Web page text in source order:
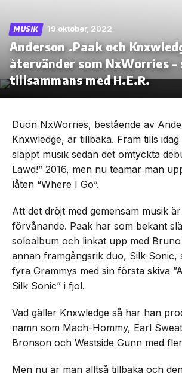
Skip
the
MUSIK 19 oktober, 2022
Anderson .Paak och
återvänder som NxWorries –
tillsammans med H.E.R.
Duon NxWorries, bestående av
Knxwledge, är tillbaka. Fram tills
släppt musik sedan det omtyckta
Lawd!” 2016, men nu teamar man
låten “Where I Go”.
Att det dröjt med gemensam musik
förvånande. Paak har som bekant
soloalbum och linkat upp med
annan framgångsrik duo, Silk Sonic,
fyra Grammys med sin första skiva
Silk Sonic” i fjol.
Vad gäller Knxwledge så har han
namn som Mach-Hommy, Earl
Bronson och Westside Gunn med
Men nu är man alltså tillbaka och